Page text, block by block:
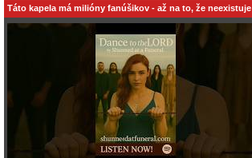
Táto kapela má milióny fanúšikov - až na to, že neexistuje